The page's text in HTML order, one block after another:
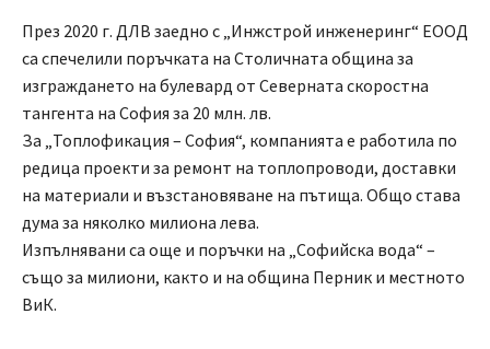
През 2020 г. ДЛВ заедно с „Инжстрой инженеринг“ ЕООД
са спечелили поръчката на Столичната община за
изграждането на булевард от Северната скоростна
тангента на София за 20 млн. лв.
За „Топлофикация – София“, компанията е работила по
редица проекти за ремонт на топлопроводи, доставки
на материали и възстановяване на пътища. Общо става
дума за няколко милиона лева.
Изпълнявани са още и поръчки на „Софийска вода“ –
също за милиони, както и на община Перник и местното
ВиК.